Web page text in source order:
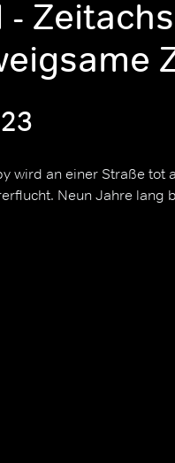
wird an einer Straße tot
Neun Jahre lang